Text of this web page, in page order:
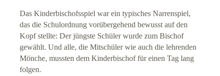
Das Kinderbischofsspiel war ein typisches Narrenspiel,
das die Schulordnung vorübergehend bewusst auf den
Kopf stellte: Der jüngste Schüler wurde zum Bischof
gewählt. Und alle, die Mitschüler wie auch die lehrenden
Mönche, mussten dem Kinderbischof für einen Tag lang
folgen.